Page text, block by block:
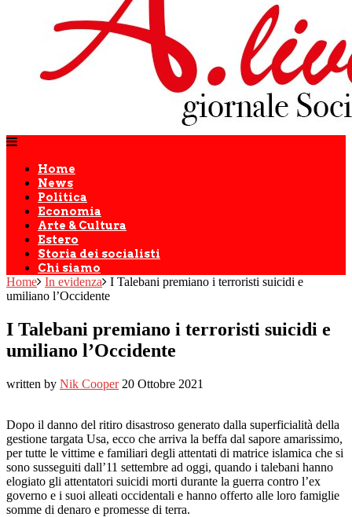
Home
News
Politica
Economia
Arte & Cultura
Estero
Storia dei socialisti
Chi siamo
Home In evidenza
I Talebani premiano i terroristi suicidi e
umiliano l’Occidente
I Talebani premiano i terroristi suicidi e
umiliano l’Occidente
written by Nik Cooper 20 Ottobre 2021
Dopo il danno del ritiro disastroso generato dalla superficialità della
gestione targata Usa, ecco che arriva la beffa dal sapore amarissimo,
per tutte le vittime e familiari degli attentati di matrice islamica che si
sono susseguiti dall’11 settembre ad oggi, quando i talebani hanno
elogiato gli attentatori suicidi morti durante la guerra contro l’ex
governo e i suoi alleati occidentali e hanno offerto alle loro famiglie
somme di denaro e promesse di terra.